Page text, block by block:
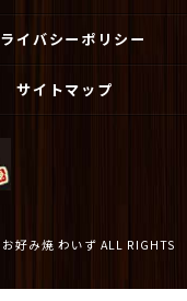
イバシーポリシー
サイトマップ
好み焼 わいず ALL RIGHTS